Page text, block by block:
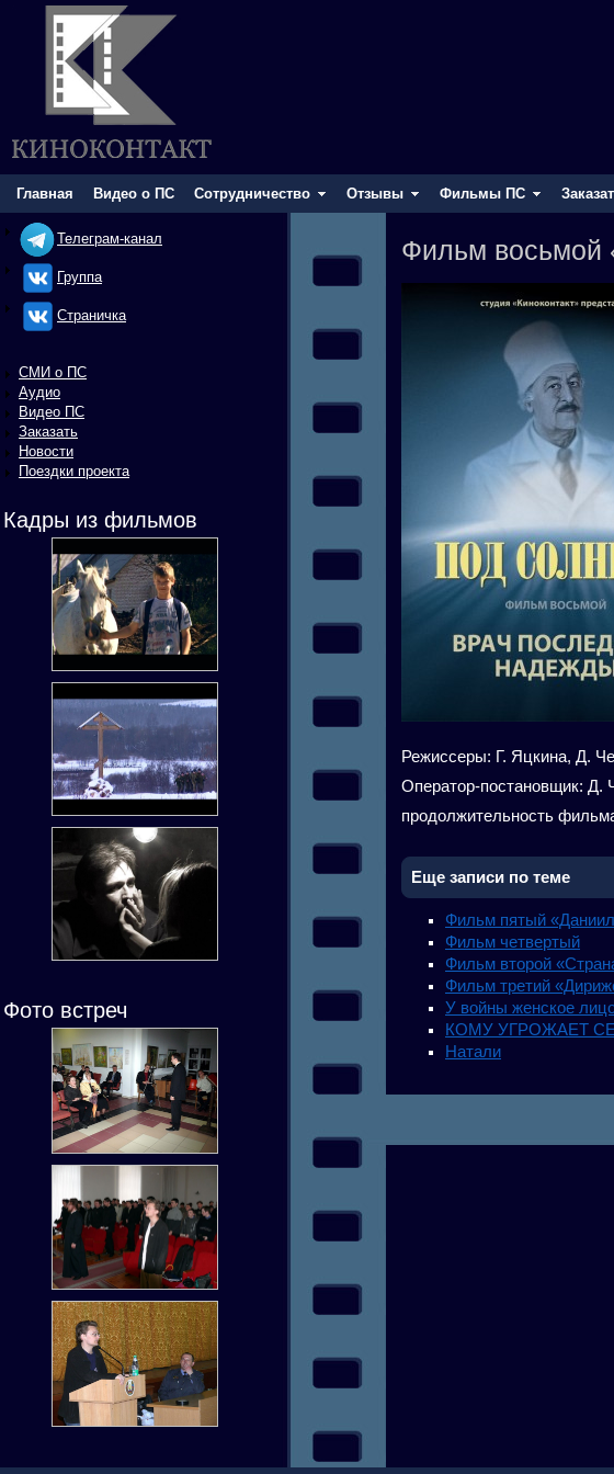
Главная Видео о ПС Сотрудничество Отзывы Фильмы ПС
Телеграм-канал
Группа
Cтраничка
СМИ о ПС
Аудио
Видео ПС
Заказать
Новости
Поездки проекта
Кадры из фильмов
Фото встреч
Фильм
Режиссеры: Г. Яцкина, Д.
Оператор-постановщик: Д.
продолжительность
Еще записи по теме
Фильм пятый
Фильм четвертый
Фильм второй
Фильм третий
У войны женское
КОМУ УГРОЖАЕТ
Натали